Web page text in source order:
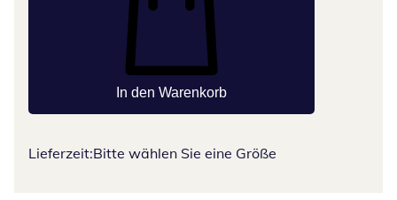
In den Warenkorb
Lieferzeit:Bitte wählen Sie eine Größe